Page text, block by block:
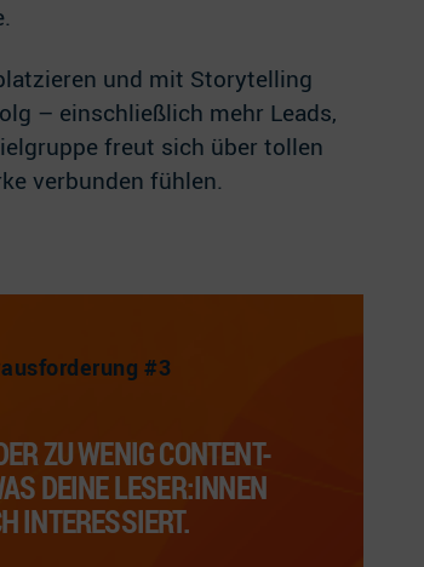
und mit Storytelling
– einschließlich mehr Leads,
freut sich über tollen
verbunden fühlen.
#3
ZU WENIG CONTENT-
DEINE LESER:INNEN
INTERESSIERT.